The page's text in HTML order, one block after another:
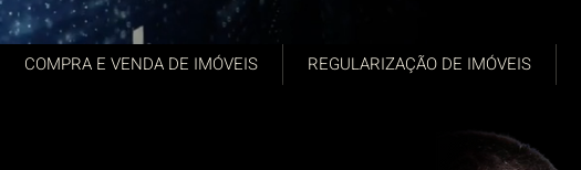
COMPRA E VENDA DE IMÓVEIS REGULARIZAÇÃO DE IMÓVEIS